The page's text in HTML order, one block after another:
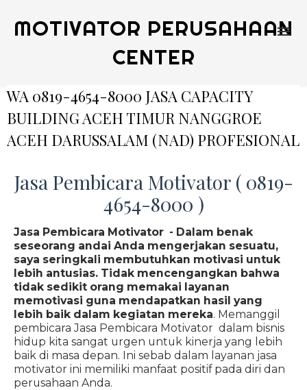
MOTIVATOR PERUSAHAAN
CENTER
WA 0819-4654-8000 JASA CAPACITY
BUILDING ACEH TIMUR NANGGROE
ACEH DARUSSALAM (NAD) PROFESIONAL
Jasa Pembicara Motivator ( 0819-
4654-8000 )
Jasa Pembicara Motivator - Dalam benak
seseorang andai Anda mengerjakan sesuatu,
saya seringkali membutuhkan motivasi untuk
lebih antusias. Tidak mencengangkan bahwa
tidak sedikit orang memakai layanan
memotivasi guna mendapatkan hasil yang
lebih baik dalam kegiatan mereka. Memanggil
pembicara Jasa Pembicara Motivator dalam bisnis
hidup kita sangat urgen untuk kinerja yang lebih
baik di masa depan. Ini sebab dalam layanan jasa
motivator ini memiliki manfaat positif pada diri dan
perusahaan Anda.